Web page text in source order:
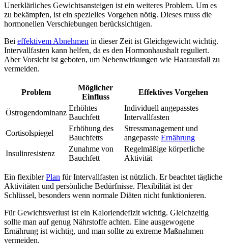
Unerklärliches Gewichtsansteigen ist ein weiteres Problem. Um es
zu bekämpfen, ist ein spezielles Vorgehen nötig. Dieses muss die
hormonellen Verschiebungen berücksichtigen.
Bei effektivem Abnehmen in dieser Zeit ist Gleichgewicht wichtig.
Intervallfasten kann helfen, da es den Hormonhaushalt reguliert.
Aber Vorsicht ist geboten, um Nebenwirkungen wie Haarausfall zu
vermeiden.
Problem
Möglicher
Einfluss
Effektives Vorgehen
Östrogendominanz
Erhöhtes
Bauchfett
Individuell angepasstes
Intervallfasten
Cortisolspiegel
Erhöhung des
Bauchfetts
Stressmanagement und
angepasste Ernährung
Insulinresistenz
Zunahme von
Bauchfett
Regelmäßige körperliche
Aktivität
Ein flexiblerPlan für Intervallfasten ist nützlich. Er beachtet tägliche
Aktivitäten und persönliche Bedürfnisse. Flexibilität ist der
Schlüssel, besonders wenn normale Diäten nicht funktionieren.
Für Gewichtsverlust ist ein Kaloriendefizit wichtig. Gleichzeitig
sollte man auf genug Nährstoffe achten. Eine ausgewogene
Ernährung ist wichtig, und man sollte zu extreme Maßnahmen
vermeiden.